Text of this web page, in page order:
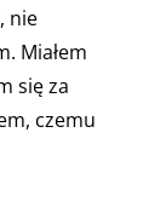
nie
Miałem
się za
czemu